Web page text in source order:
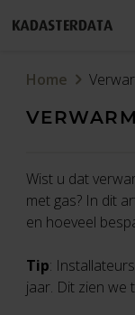
Home
Wist u dat
met gas? In dit
en hoeveel
Tip:
jaar. Dit zien we